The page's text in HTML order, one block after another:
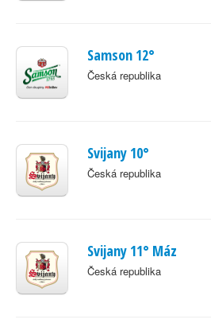
Samson 12°
Česká republika
Svijany 10°
Česká republika
Svijany 11° Máz
Česká republika